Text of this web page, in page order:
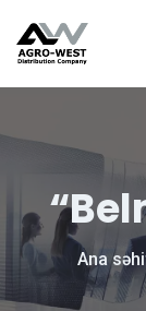
Ana